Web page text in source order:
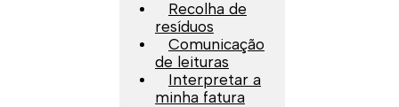
Recolha de
resíduos
Comunicação
de leituras
Interpretar a
minha fatura